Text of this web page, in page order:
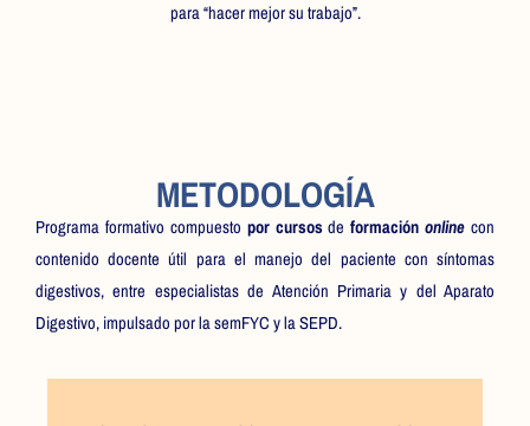
para “hacer mejor su trabajo”.
METODOLOGÍA
Programa formativo compuesto por cursosdeformaciónonline con
contenido docente útil para el manejo del paciente con síntomas
digestivos, entre especialistas de Atención Primaria y del Aparato
Digestivo, impulsado por la semFYC y la SEPD.